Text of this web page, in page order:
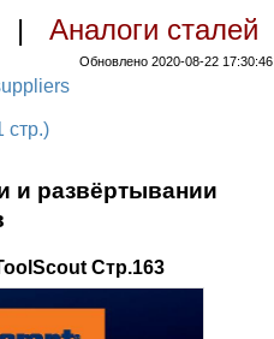
| Аналоги сталей
Обновлено 2020-08-22 17:30:46
стр.)
и развёртывании
Стр.163